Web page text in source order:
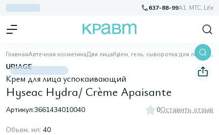
637-88-99A1, МТС, Life
ГлавнаяАптечная косметикаДля лицаКрем, гель, сыворотка для лица Hyseac Hydra/ Crème Apaisante
URIAGE
Крем для лица успокаивающий
Hyseac Hydra/ Crème Apaisante
Артикул:3661434010040 0Оставить отзыв
Объем, мл: 40